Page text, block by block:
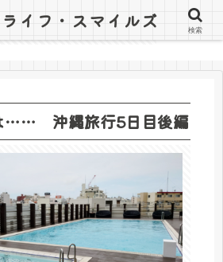
ツトと詰子の日記〜
…… 沖縄旅行5日目後編
イフ・スマイルズ 検索